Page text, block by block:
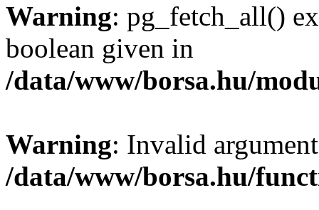
Warning: pg_fetch_all()
boolean given in
/data/www/borsa.hu/
Warning: Invalid
/data/www/borsa.hu/